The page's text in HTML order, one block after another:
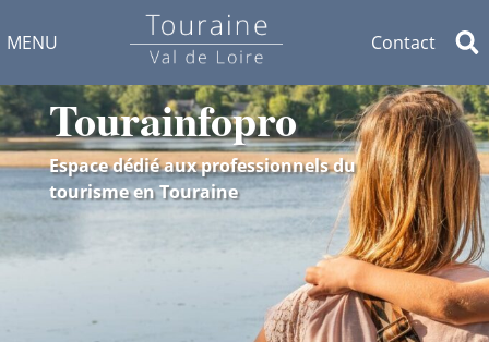
MENU Contact
Tourainfopro
Espace dédié aux professionnels du
tourisme en Touraine